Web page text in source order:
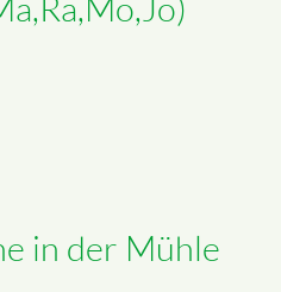
in der Mühle